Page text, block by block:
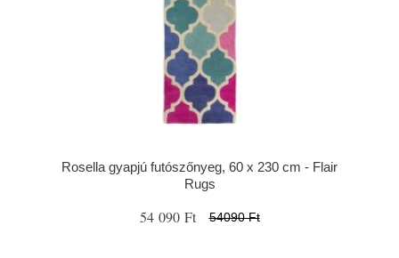
Rosella gyapjú futószőnyeg, 60 x 230 cm - Flair
Rugs
54 090 Ft 54090 Ft